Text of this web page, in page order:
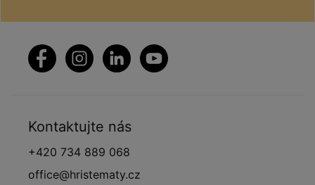
Kontaktujte nás
+420 734 889 068
office@hristematy.cz